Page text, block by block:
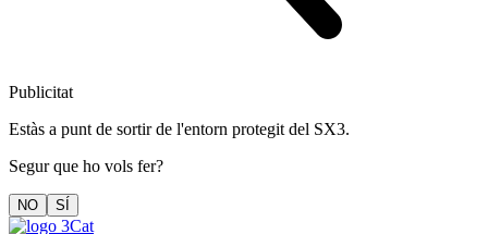
Publicitat
Estàs a punt de sortir de l'entorn protegit del SX3.
Segur que ho vols fer?
NO SÍ